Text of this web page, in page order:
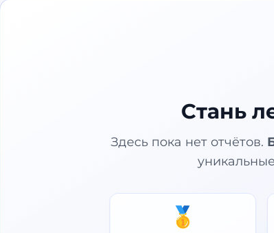
Стань
Здесь пока нет отчётов.
🥇